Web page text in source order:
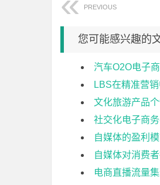
PREVIOUS
您可能感兴趣的
汽车O2O电子
LBS在精准营
文化旅游产品
社交化电子商
自媒体的盈利
自媒体对消费
电商直播流量